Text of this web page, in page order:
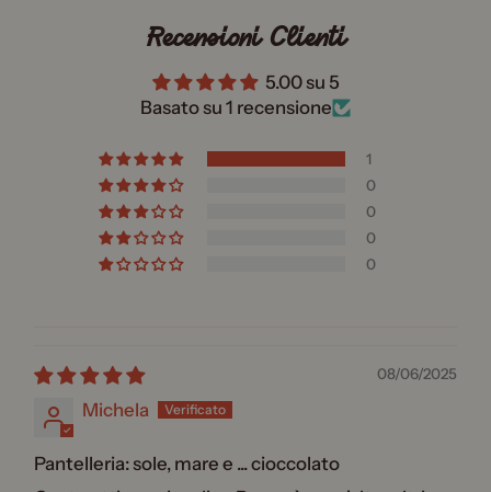
Recensioni Clienti
5.00 su 5
Basato su 1 recensione
1
0
0
0
0
08/06/2025
Michela
Pantelleria: sole, mare e ... cioccolato